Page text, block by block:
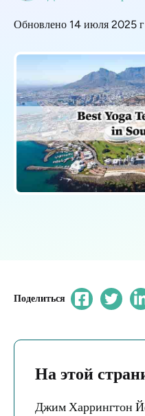
Обновлено 14 июля 2025 г
Поделиться
На этой
Джим Харрингтон